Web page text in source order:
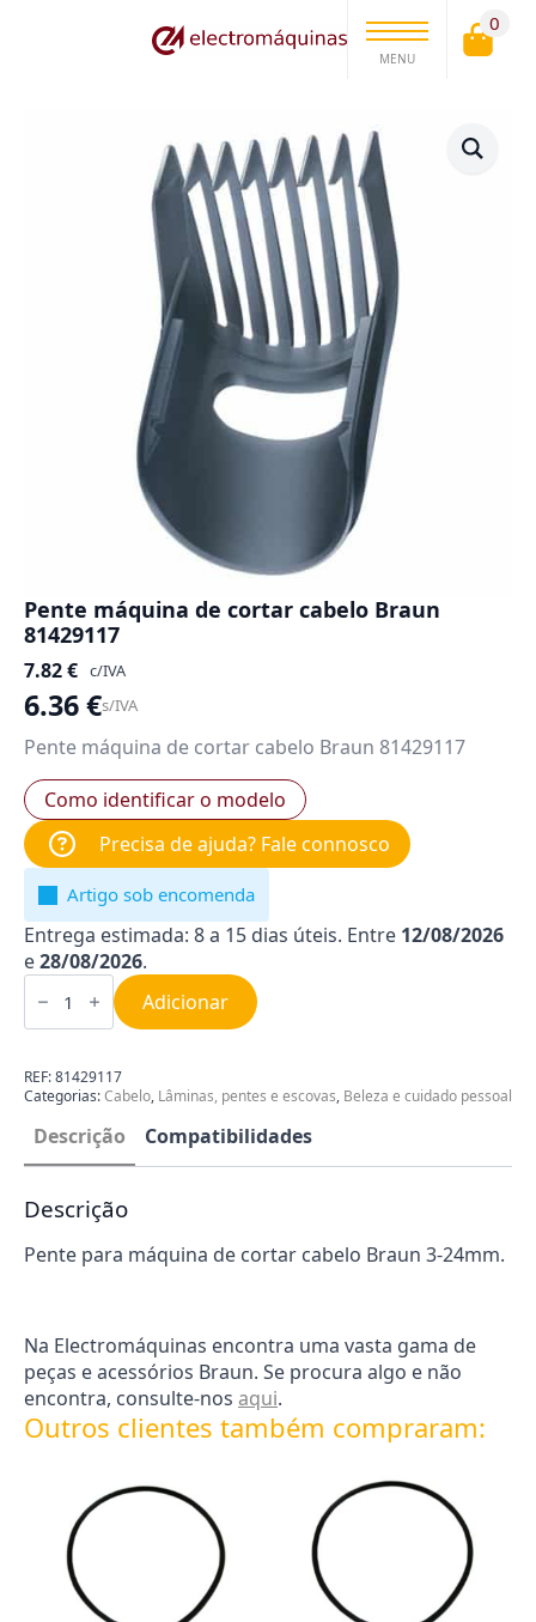
MENU
0
Pente máquina de cortar cabelo Braun
81429117
7.82€ c/IVA
6.36€s/IVA
Pente máquina de cortar cabelo Braun 81429117
Como identificar o modelo
Precisa de ajuda? Fale connosco
Artigo sob encomenda
Entrega estimada: 8 a 15 dias úteis. Entre 12/08/2026
e28/08/2026.
Quantidade
de
máquina
cortar
cabelo
Braun
81429117
Adicionar
REF:81429117
Categorias:Cabelo, Lâminas, pentes e escovas, Beleza e cuidado pessoal
Descrição Compatibilidades
Descrição
Pente para máquina de cortar cabelo Braun 3-24mm.
Na Electromáquinas encontra uma vasta gama de
peças e acessórios Braun. Se procura algo e não
encontra, consulte-nos aqui.
Outros clientes também compraram: